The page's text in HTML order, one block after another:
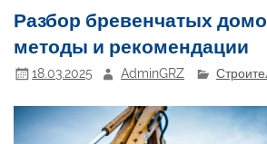
Разбор бревенчатых
методы и рекомендации
18.03.2025 AdminGRZ